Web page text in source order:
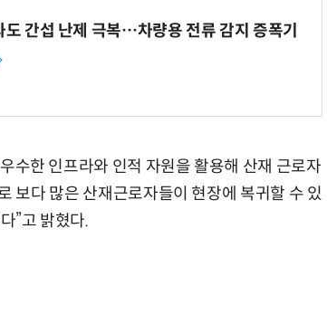
간섭 난제 극복…차량용 전류 감지 증폭기
수한 인프라와 인적 자원을 활용해 산재 근로자
보다 많은 산재근로자들이 현장에 복귀할 수 있
”고 밝혔다.